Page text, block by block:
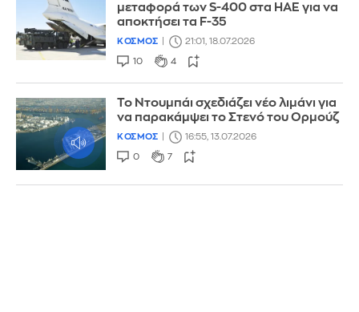
μεταφορά των S-400 στα ΗΑΕ για να
αποκτήσει τα F-35
ΚΟΣΜΟΣ 21:01, 18.07.2026
10 4
Το Ντουμπάι σχεδιάζει νέο λιμάνι για
να παρακάμψει το Στενό του Ορμούζ
ΚΟΣΜΟΣ 16:55, 13.07.2026
0 7